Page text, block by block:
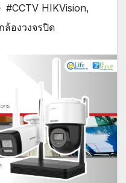
#CCTV HIKVision,
ล้องวงจรปิด